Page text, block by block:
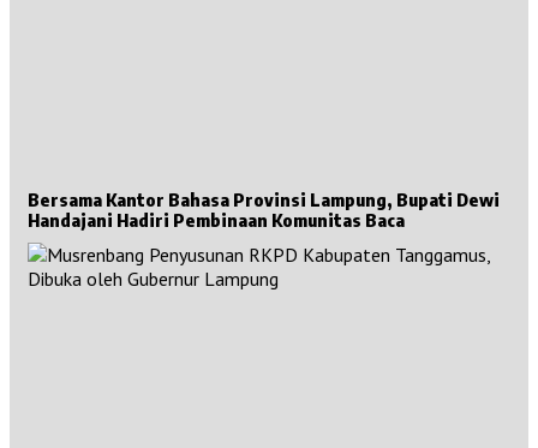
Bersama Kantor Bahasa Provinsi Lampung, Bupati Dewi
Handajani Hadiri Pembinaan Komunitas Baca